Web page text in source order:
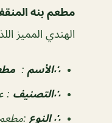
مطعم بنه
الهندي المميز
∴الأسم :
∴التصنيف :
∴ النوع :مطعم